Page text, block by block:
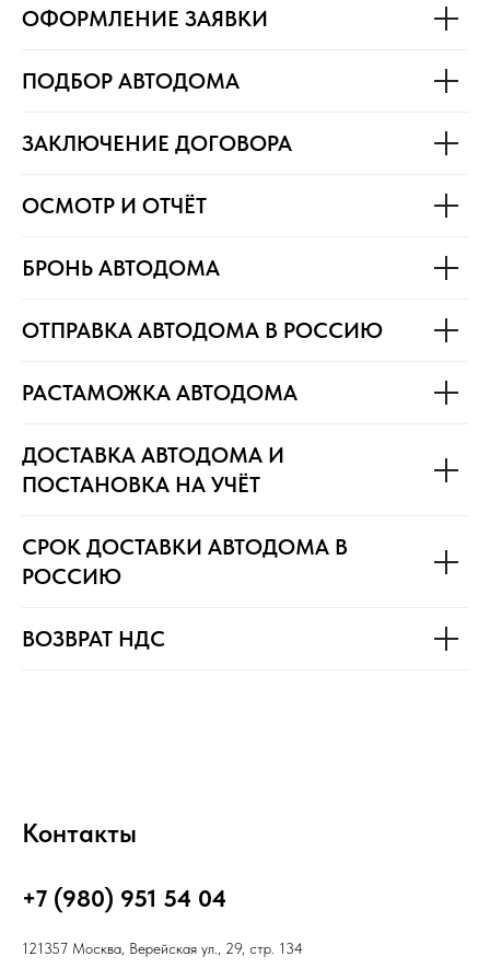
ОФОРМЛЕНИЕ ЗАЯВКИ
ПОДБОР АВТОДОМА
ЗАКЛЮЧЕНИЕ ДОГОВОРА
ОСМОТР И ОТЧЁТ
БРОНЬ АВТОДОМА
ОТПРАВКА АВТОДОМА В РОССИЮ
РАСТАМОЖКА АВТОДОМА
ДОСТАВКА АВТОДОМА И
ПОСТАНОВКА НА УЧЁТ
СРОК ДОСТАВКИ АВТОДОМА В
РОССИЮ
ВОЗВРАТ НДС
Контакты
+7 (980) 951 54 04
121357 Москва, Верейская ул., 29, стр. 134